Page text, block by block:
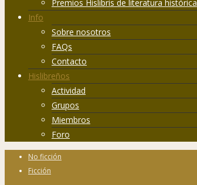
Premios Hislibris de literatura histórica
Info
Sobre nosotros
FAQs
Contacto
Hislibreños
Actividad
Grupos
Miembros
Foro
No ficción
Ficción